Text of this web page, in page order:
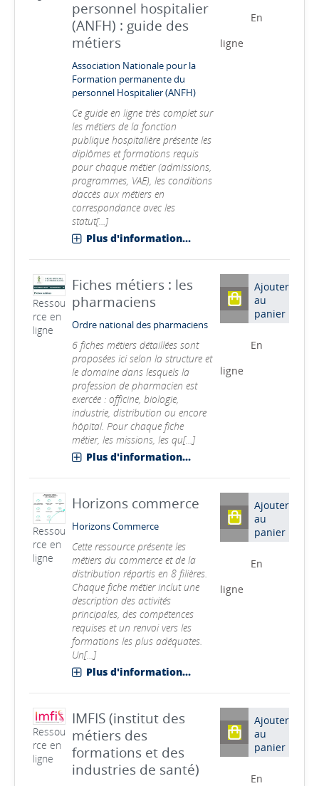
personnel hospitalier
(ANFH) : guide des
métiers
Association Nationale pour la
Formation permanente du
personnel Hospitalier (ANFH)
Ce guide en ligne très complet sur
les métiers de la fonction
publique hospitalière présente les
diplômes et formations requis
pour chaque métier (admissions,
programmes, VAE), les conditions
daccès aux métiers en
correspondance avec les
statut[...]
Plus d'information...
En
ligne
Ressou
rce en
ligne
Fiches métiers : les
pharmaciens
Ordre national des pharmaciens
6 fiches métiers détaillées sont
proposées ici selon la structure et
le domaine dans lesquels la
profession de pharmacien est
exercée : officine, biologie,
industrie, distribution ou encore
hôpital. Pour chaque fiche
métier, les missions, les qu[...]
Plus d'information...
Ajouter
au
panier
En
ligne
Ressou
rce en
ligne
Horizons commerce
Horizons Commerce
Cette ressource présente les
métiers du commerce et de la
distribution répartis en 8 filières.
Chaque fiche métier inclut une
description des activités
principales, des compétences
requises et un renvoi vers les
formations les plus adéquates.
Un[...]
Plus d'information...
Ajouter
au
panier
En
ligne
Ressou
rce en
ligne
IMFIS (institut des
métiers des
formations et des
industries de santé)
Ajouter
au
panier
En